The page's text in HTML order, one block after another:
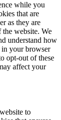
while you
that are
as they are
website. We
understand how
in your browser
opt-out of these
affect your
to